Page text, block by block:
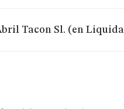
Tacon Sl. (en